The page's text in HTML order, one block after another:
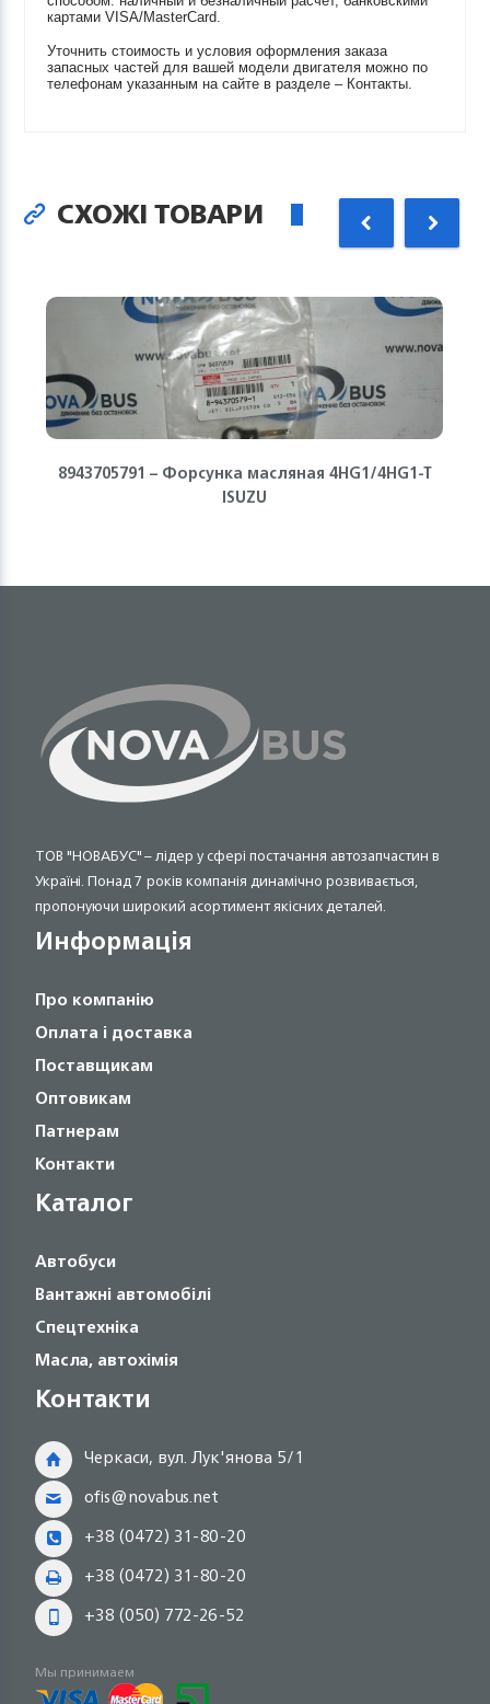
картами VISA/MasterCard.
Уточнить стоимость и условия оформления заказа
запасных частей для вашей модели двигателя можно по
телефонам указанным на сайте в разделе – Контакты.
СХОЖІ ТОВАРИ
8943705791 – Форсунка масляная 4HG1/4HG1-T
ISUZU
ТОВ "НОВАБУС" – лідер у сфері постачання автозапчастин в
Україні. Понад 7 років компанія динамічно розвивається,
пропонуючи широкий асортимент якісних деталей.
Информація
Про компанію
Оплата і доставка
Поставщикам
Оптовикам
Патнерам
Контакти
Каталог
Автобуси
Вантажні автомобілі
Спецтехніка
Масла, автохімія
Контакти
Черкаси, вул. Лук'янова 5/1
ofis@novabus.net
+38 (0472) 31-80-20
+38 (0472) 31-80-20
+38 (050) 772-26-52
Мы принимаем